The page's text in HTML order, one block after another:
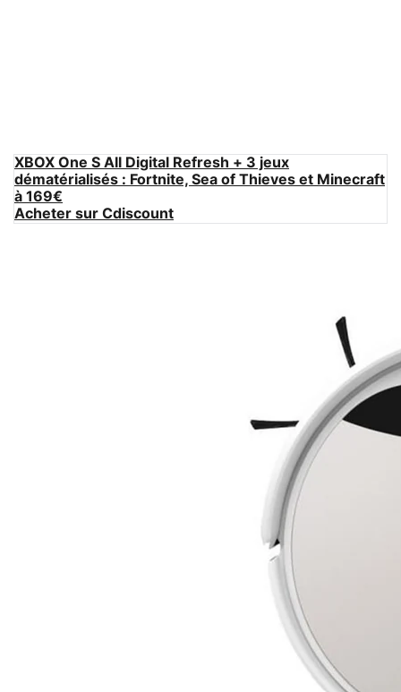
XBOX One S All Digital Refresh + 3 jeux
dématérialisés : Fortnite, Sea of Thieves et Minecraft
à 169€
Acheter sur Cdiscount